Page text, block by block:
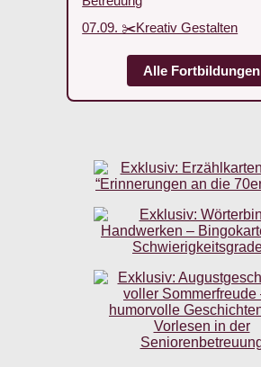
07.09. ✂️Kreativ Gestalten
Alle Fortbildungen